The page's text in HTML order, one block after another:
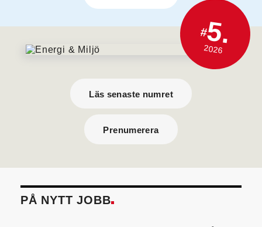
#5.
2026
Läs senaste numret
Prenumerera
PÅ NYTT JOBB